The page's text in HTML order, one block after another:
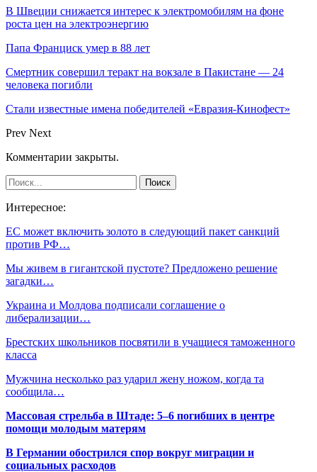
В Швеции снижается интерес к электромобилям на фоне
роста цен на электроэнергию
Папа Франциск умер в 88 лет
Смертник совершил теракт на вокзале в Пакистане — 24
человека погибли
Стали известные имена победителей «Евразия-Кинофест»
Prev Next
Комментарии закрыты.
Интересное:
ЕС может включить золото в следующий пакет санкций
против РФ…
Мы живем в гигантской пустоте? Предложено решение
загадки…
Украина и Молдова подписали соглашение о
либерализации…
Брестских школьников посвятили в учащиеся таможенного
класса
Мужчина несколько раз ударил жену ножом, когда та
сообщила…
Массовая стрельба в Штаде: 5–6 погибших в центре
помощи молодым матерям
В Германии обострился спор вокруг миграции и
социальных расходов